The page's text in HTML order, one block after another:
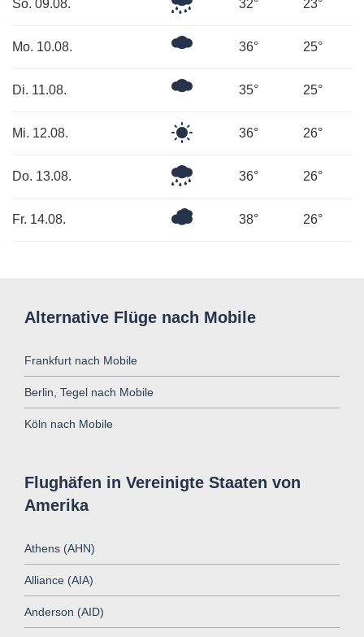
So. 09.08. 32° 23°
Mo. 10.08. 36° 25°
Di. 11.08. 35° 25°
Mi. 12.08. 36° 26°
Do. 13.08. 36° 26°
Fr. 14.08.
Überwiegend
38° 26°
Alternative Flüge nach Mobile
Frankfurt nach Mobile
Berlin, Tegel nach Mobile
Köln nach Mobile
Flughäfen in Vereinigte Staaten von
Amerika
Athens (AHN)
Alliance (AIA)
Anderson (AID)